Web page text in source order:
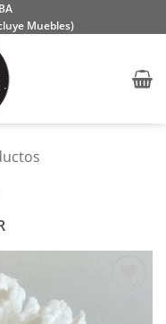
Muebles)